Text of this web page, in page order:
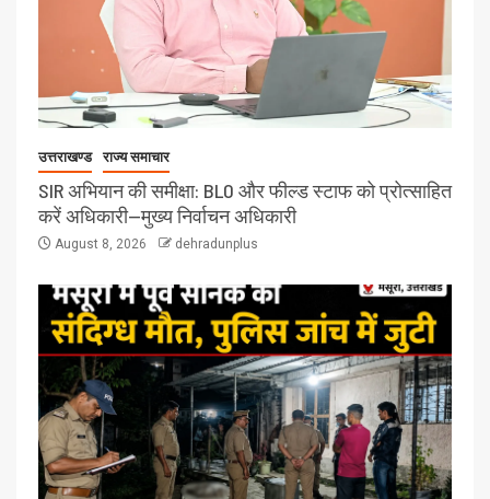
उत्तराखण्ड राज्य समाचार
SIR अभियान की समीक्षा: BLO और फील्ड स्टाफ को प्रोत्साहित
करें अधिकारी—मुख्य निर्वाचन अधिकारी
August 8, 2026 dehradunplus